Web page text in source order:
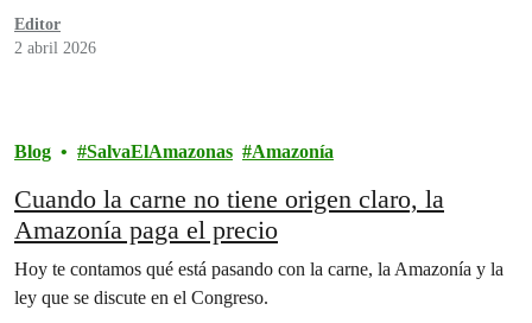
Editor
2 abril 2026
Blog SalvaElAmazonas Amazonía
Cuando la carne no tiene origen claro, la
Amazonía paga el precio
Hoy te contamos qué está pasando con la carne, la Amazonía y la
ley que se discute en el Congreso.